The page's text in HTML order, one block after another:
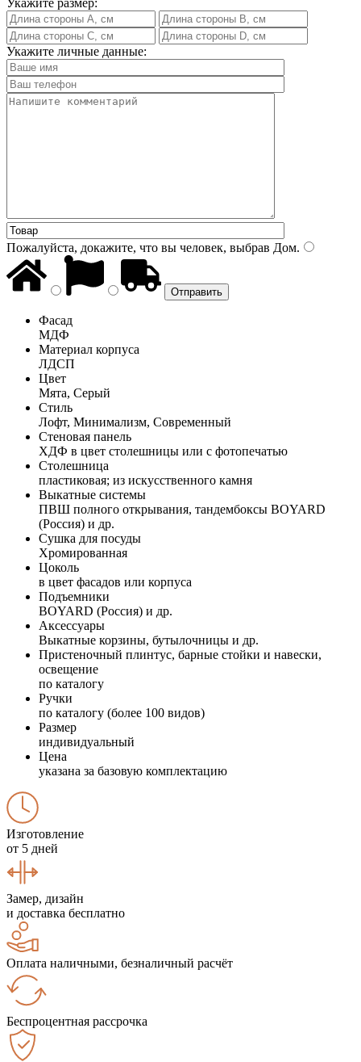
Укажите личные данные:
Пожалуйста, докажите, что вы человек, выбрав Дом.
Фасад
МДФ
Материал корпуса
ЛДСП
Цвет
Мята, Серый
Стиль
Лофт, Минимализм, Современный
Стеновая панель
ХДФ в цвет столешницы или с фотопечатью
Столешница
пластиковая; из искусственного камня
Выкатные системы
ПВШ полного открывания, тандембоксы BOYARD
(Россия) и др.
Сушка для посуды
Хромированная
Цоколь
в цвет фасадов или корпуса
Подъемники
BOYARD (Россия) и др.
Аксессуары
Выкатные корзины, бутылочницы и др.
Пристеночный плинтус, барные стойки и навески,
освещение
по каталогу
Ручки
по каталогу (более 100 видов)
Размер
индивидуальный
Цена
указана за базовую комплектацию
Изготовление
от 5 дней
Замер, дизайн
и доставка бесплатно
Оплата наличными, безналичный расчёт
Беспроцентная рассрочка